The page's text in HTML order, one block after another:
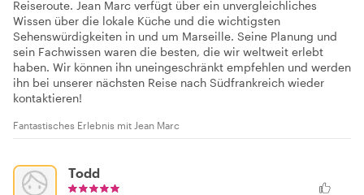
Reiseroute. Jean Marc verfügt über ein unvergleichliches
Wissen über die lokale Küche und die wichtigsten
Sehenswürdigkeiten in und um Marseille. Seine Planung und
sein Fachwissen waren die besten, die wir weltweit erlebt
haben. Wir können ihn uneingeschränkt empfehlen und werden
ihn bei unserer nächsten Reise nach Südfrankreich wieder
kontaktieren!
Fantastisches Erlebnis mit Jean Marc
Todd